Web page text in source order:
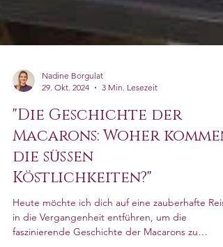
29. Okt. 2024
3 Min. Lesezeit
"Die Geschichte der
Macarons: Woher kommen
die süßen
Köstlichkeiten?"
Heute möchte ich dich auf eine zauberhafte